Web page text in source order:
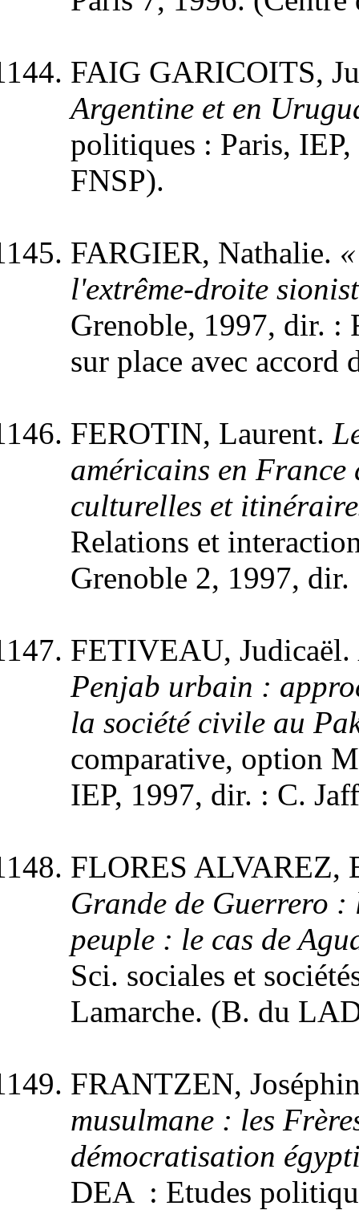
FAIG GARICOITS,
Argentine et en
politiques : Paris,
FNSP).
FARGIER, Nathalie.
l'extrême-droite
Grenoble, 1997, dir.
sur place avec accord
FEROTIN, Laurent.
américains en
culturelles et
Relations et
Grenoble 2, 1997,
FETIVEAU, Judicaël.
Penjab urbain :
la société civile au
comparative, option
IEP, 1997, dir. : C.
FLORES ALVAREZ,
Grande de Guerrero
peuple : le cas de
Sci. sociales et
Lamarche. (B. du
FRANTZEN,
musulmane : les
démocratisation
DEA : Etudes